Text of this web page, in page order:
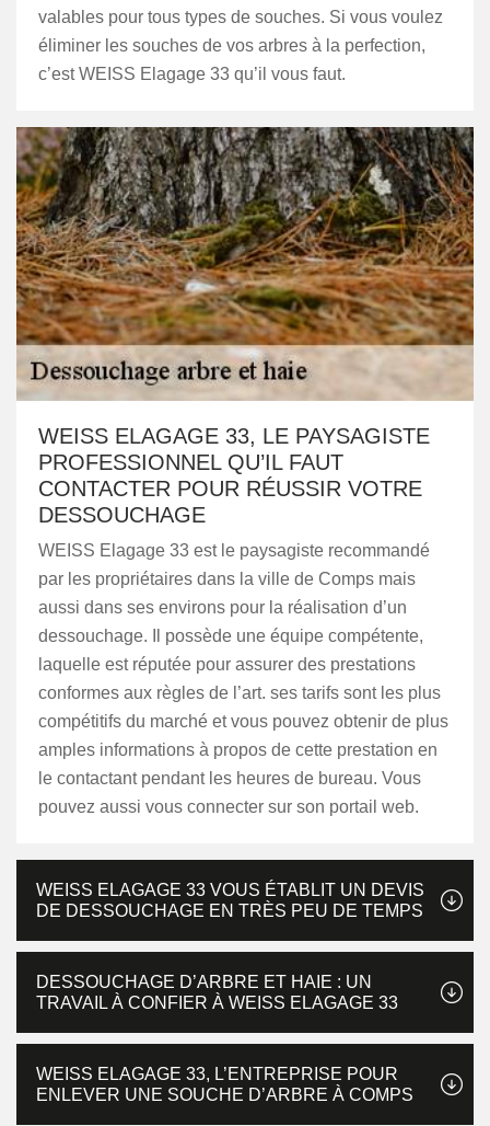
valables pour tous types de souches. Si vous voulez
éliminer les souches de vos arbres à la perfection,
c’est WEISS Elagage 33 qu’il vous faut.
WEISS ELAGAGE 33, LE PAYSAGISTE
PROFESSIONNEL QU’IL FAUT
CONTACTER POUR RÉUSSIR VOTRE
DESSOUCHAGE
WEISS Elagage 33 est le paysagiste recommandé
par les propriétaires dans la ville de Comps mais
aussi dans ses environs pour la réalisation d’un
dessouchage. Il possède une équipe compétente,
laquelle est réputée pour assurer des prestations
conformes aux règles de l’art. ses tarifs sont les plus
compétitifs du marché et vous pouvez obtenir de plus
amples informations à propos de cette prestation en
le contactant pendant les heures de bureau. Vous
pouvez aussi vous connecter sur son portail web.
WEISS ELAGAGE 33 VOUS ÉTABLIT UN DEVIS
DE DESSOUCHAGE EN TRÈS PEU DE TEMPS
DESSOUCHAGE D’ARBRE ET HAIE : UN
TRAVAIL À CONFIER À WEISS ELAGAGE 33
WEISS ELAGAGE 33, L’ENTREPRISE POUR
ENLEVER UNE SOUCHE D’ARBRE À COMPS